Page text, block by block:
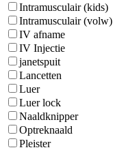
Intramusculair (kids)
Intramusculair (volw)
IV afname
IV Injectie
janetspuit
Lancetten
Luer
Luer lock
Naaldknipper
Optreknaald
Pleister